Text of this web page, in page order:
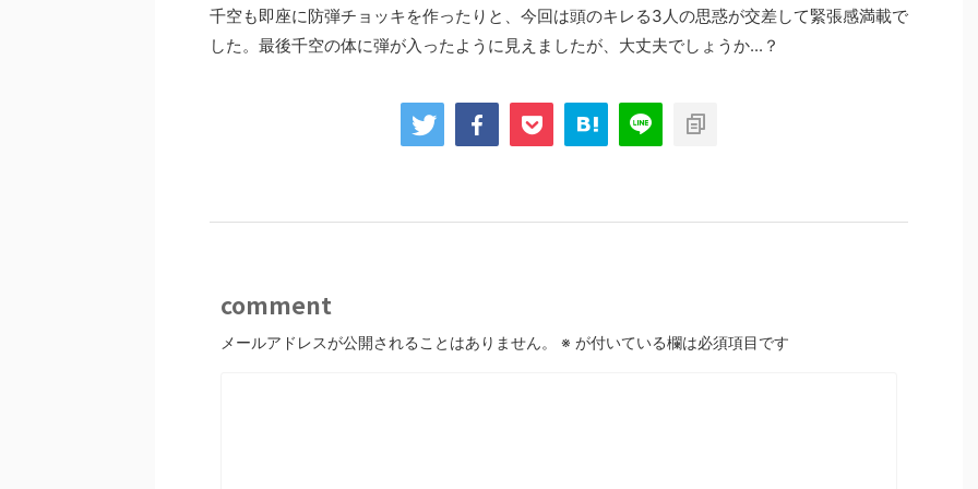
千空も即座に防弾チョッキを作ったりと、今回は頭のキレる3人の思惑が交差して緊張感満載で
した。最後千空の体に弾が入ったように見えましたが、大丈夫でしょうか...？
comment
メールアドレスが公開されることはありません。 ※ が付いている欄は必須項目です